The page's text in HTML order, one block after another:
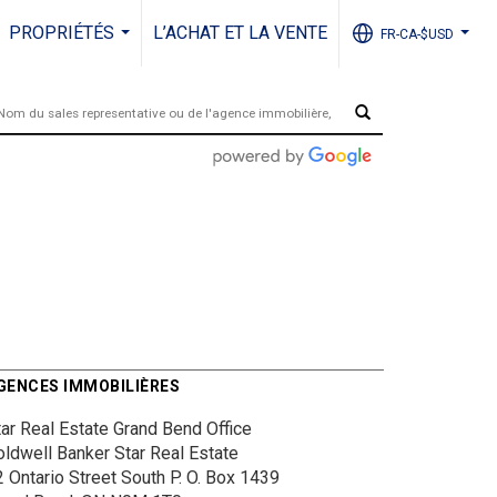
PROPRIÉTÉS
L’ACHAT ET LA VENTE FR-CA-$USD
IMMOBILIÈRES
Real Estate Grand Bend Office
Banker Star Real Estate
Ontario Street South P. O. Box 1439